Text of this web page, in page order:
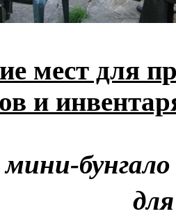
мест для
и
бунгало